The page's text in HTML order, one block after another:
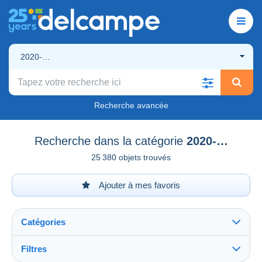
2020-…
Recherche avancée
Recherche dans la catégorie 2020-…
25 380 objets trouvés
Ajouter à mes favoris
Catégories
Filtres